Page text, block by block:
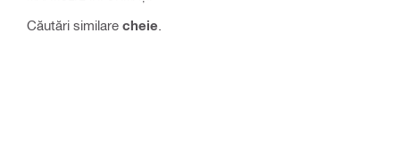
Căutări similare cheie